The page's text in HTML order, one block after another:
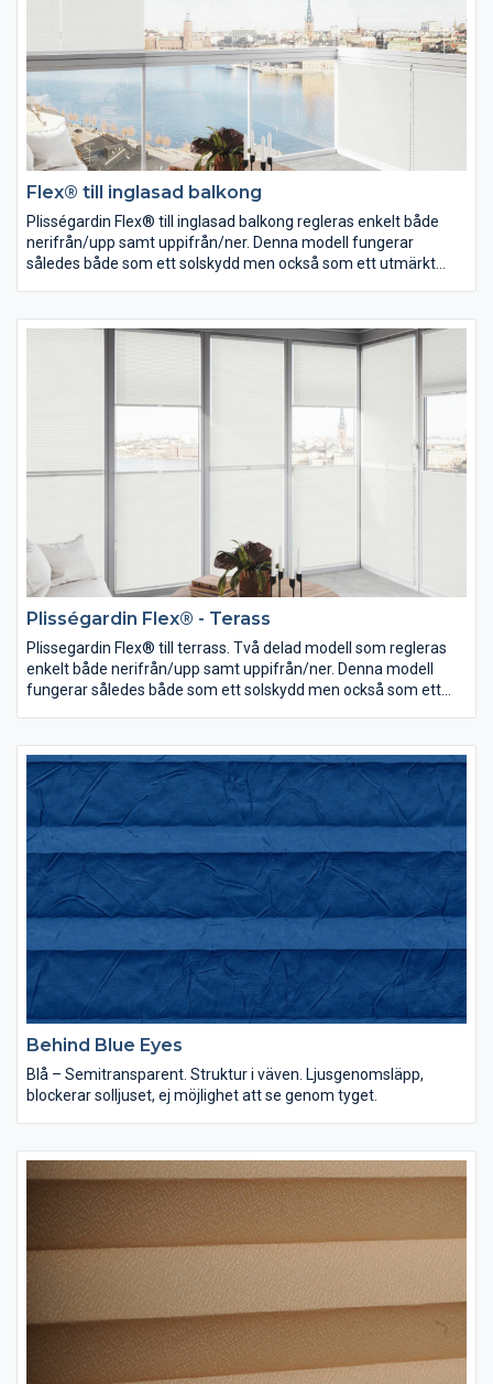
Flex® till inglasad balkong
Plisségardin Flex® till inglasad balkong regleras enkelt både
nerifrån/upp samt uppifrån/ner. Denna modell fungerar
således både som ett solskydd men också som ett utmärkt
Plisségardin Flex® - Terass
Plissegardin Flex® till terrass. Två delad modell som regleras
enkelt både nerifrån/upp samt uppifrån/ner. Denna modell
fungerar således både som ett solskydd men också som ett
Behind Blue Eyes
Blå – Semitransparent. Struktur i väven. Ljusgenomsläpp,
blockerar solljuset, ej möjlighet att se genom tyget.